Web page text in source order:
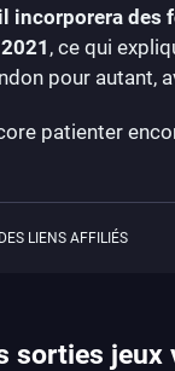
incorporera
, ce qui
pour autant,
patienter
LIENS AFFILIÉS
sorties jeux